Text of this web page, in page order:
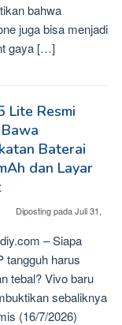
bahwa
juga bisa menjadi
gaya […]
Lite Resmi
Baterai
dan Layar
Diposting padaJuli 31,
– Siapa
tangguh harus
tebal? Vivo baru
sebaliknya
(16/7/2026)